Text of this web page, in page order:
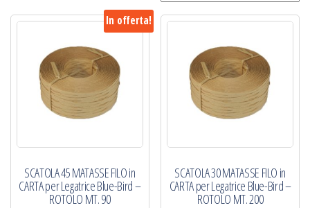
più
In offerta!
SCATOLA 45 MATASSE FILO in
CARTA per Legatrice Blue-Bird –
ROTOLO MT. 90
SCATOLA 30 MATASSE FILO in
CARTA per Legatrice Blue-Bird –
ROTOLO MT. 200